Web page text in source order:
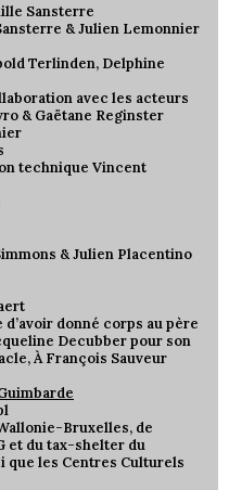
Sansterre
& Julien Lemonnier
Terlinden, Delphine
avec les acteurs
& Gaëtane Reginster
technique Vincent
& Julien Placentino
donné corps au père
Decubber pour son
À François Sauveur
Bruxelles, de
et du tax-shelter du
que les Centres Culturels